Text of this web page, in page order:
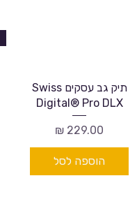
תיק גב עסקים Swiss
Digital® Pro DLX
מחיר
הוספה לסל